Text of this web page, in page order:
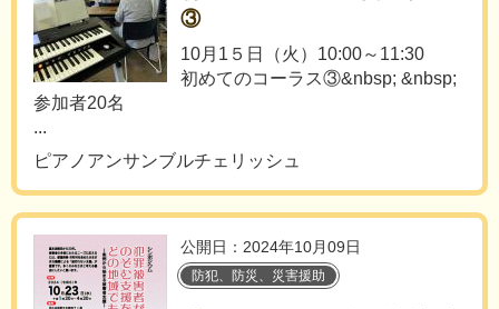
③
10月1５日（火）10:00～11:30
初めてのコーラス③&nbsp; &nbsp;
参加者20名
...
ピアノアンサンブルチェリッシュ
公開日：2024年10月09日
防犯、防災、災害援助